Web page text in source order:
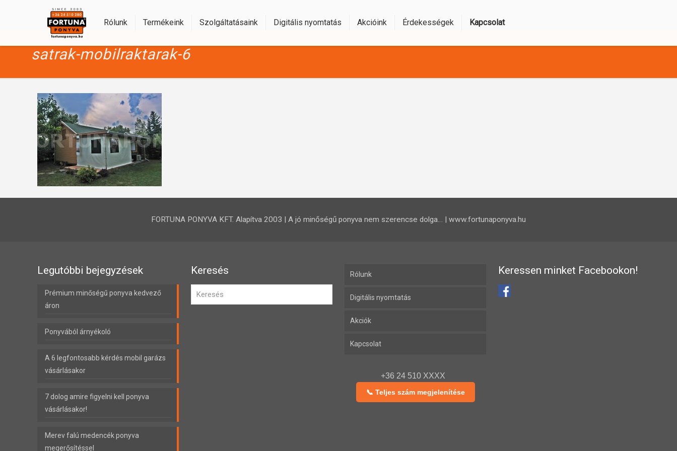
Rólunk Termékeink Szolgáltatásaink Digitális nyomtatás Akcióink Érdekességek Kapcsolat
satrak-mobilraktarak-6
FORTUNA PONYVA KFT. Alapítva 2003 | A jó minőségű ponyva nem szerencse dolga… | www.fortunaponyva.hu
Legutóbbi bejegyzések
Prémium minőségű ponyva kedvező
áron
Ponyvából árnyékoló
A 6 legfontosabb kérdés mobil garázs
vásárlásakor
7 dolog amire figyelni kell ponyva
vásárlásakor!
Merev falú medencék ponyva
megerősítéssel
Keresés Rólunk
Digitális nyomtatás
Akciók
Kapcsolat
+36 24 510 XXXX
📞 Teljes szám megjelenítése
Keressen minket Facebookon!